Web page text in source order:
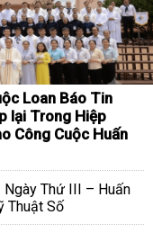
Loan Báo Tin
lại Trong Hiệp
Công Cuộc Huấn
Ngày Thứ III – Huấn
Thuật Số